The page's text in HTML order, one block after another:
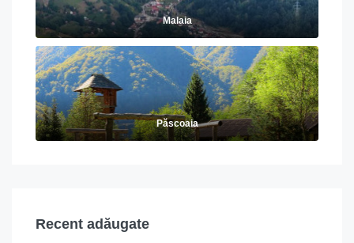
Malaia
Păscoaia
Recent adăugate